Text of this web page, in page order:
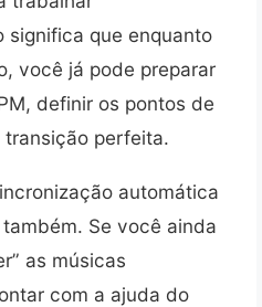
significa que enquanto
você já pode preparar
definir os pontos de
perfeita.
automática
Se você ainda
as músicas
com a ajuda do